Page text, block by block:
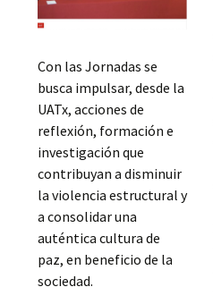
Con las Jornadas se
busca impulsar, desde la
UATx, acciones de
reflexión, formación e
investigación que
contribuyan a disminuir
la violencia estructural y
a consolidar una
auténtica cultura de
paz, en beneficio de la
sociedad.